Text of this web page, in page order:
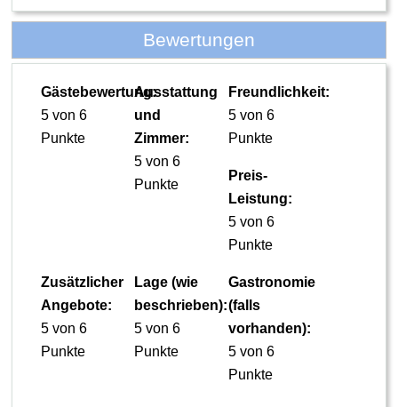
Bewertungen
Gästebewertung:
5 von 6
Punkte
Ausstattung
und
Zimmer:
5 von 6
Punkte
Freundlichkeit:
5 von 6
Punkte
Preis-
Leistung:
5 von 6
Punkte
Zusätzlicher
Angebote:
5 von 6
Punkte
Lage (wie
beschrieben):
5 von 6
Punkte
Gastronomie
(falls
vorhanden):
5 von 6
Punkte